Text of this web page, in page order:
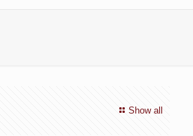
Show all